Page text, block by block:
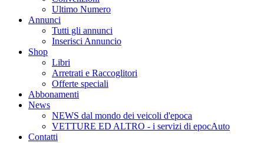
Ultimo Numero
Annunci
Tutti gli annunci
Inserisci Annuncio
Shop
Libri
Arretrati e Raccoglitori
Offerte speciali
Abbonamenti
News
NEWS dal mondo dei veicoli d'epoca
VETTURE ED ALTRO - i servizi di epocAuto
Contatti